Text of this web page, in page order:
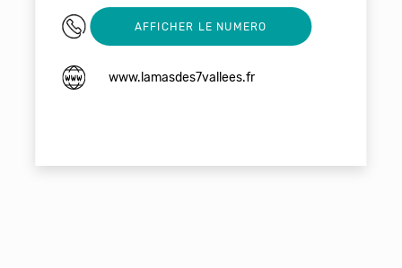
06 26 23 83 24
AFFICHER LE NUMERO
www.lamasdes7vallees.fr